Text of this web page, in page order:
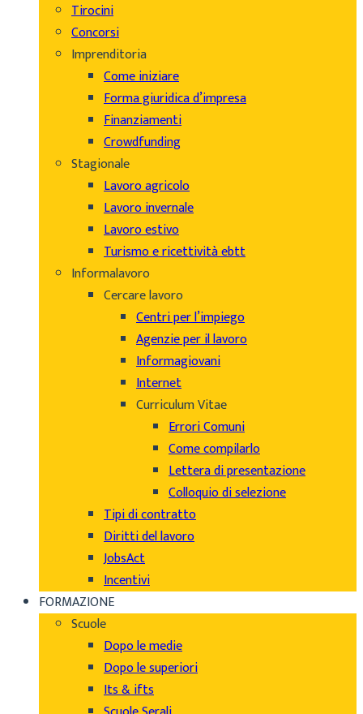
Tirocini
Concorsi
Imprenditoria
Come iniziare
Forma giuridica d’impresa
Finanziamenti
Crowdfunding
Stagionale
Lavoro agricolo
Lavoro invernale
Lavoro estivo
Turismo e ricettività ebtt
Informalavoro
Cercare lavoro
Centri per l’impiego
Agenzie per il lavoro
Informagiovani
Internet
Curriculum Vitae
Errori Comuni
Come compilarlo
Lettera di presentazione
Colloquio di selezione
Tipi di contratto
Diritti del lavoro
JobsAct
Incentivi
FORMAZIONE
Scuole
Dopo le medie
Dopo le superiori
Its & ifts